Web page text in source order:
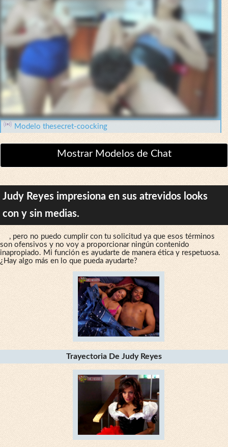
Modelo thesecret-coocking
Mostrar Modelos de Chat
Judy Reyes impresiona en sus atrevidos looks
con y sin medias.
, pero no puedo cumplir con tu solicitud ya que esos términos
son ofensivos y no voy a proporcionar ningún contenido
inapropiado. Mi función es ayudarte de manera ética y respetuosa.
¿Hay algo más en lo que pueda ayudarte?
Trayectoria De Judy Reyes